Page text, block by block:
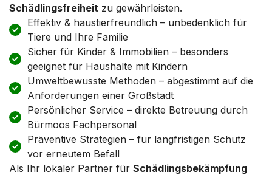
Schädlingsfreiheit zu gewährleisten.
Effektiv & haustierfreundlich – unbedenklich für
Tiere und Ihre Familie
Sicher für Kinder & Immobilien – besonders
geeignet für Haushalte mit Kindern
Umweltbewusste Methoden – abgestimmt auf die
Anforderungen einer Großstadt
Persönlicher Service – direkte Betreuung durch
Bürmoos Fachpersonal
Präventive Strategien – für langfristigen Schutz
vor erneutem Befall
Als Ihr lokaler Partner für Schädlingsbekämpfung